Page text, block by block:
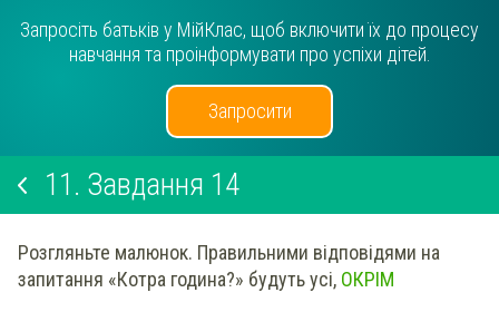
Запросіть батьків у МійКлас, щоб включити їх до процесу
навчання та проінформувати про успіхи дітей.
Запросити
11. Завдання 14
Розгляньте малюнок. Правильними відповідями на
запитання «Котра година?» будуть усі, ОКРІМ